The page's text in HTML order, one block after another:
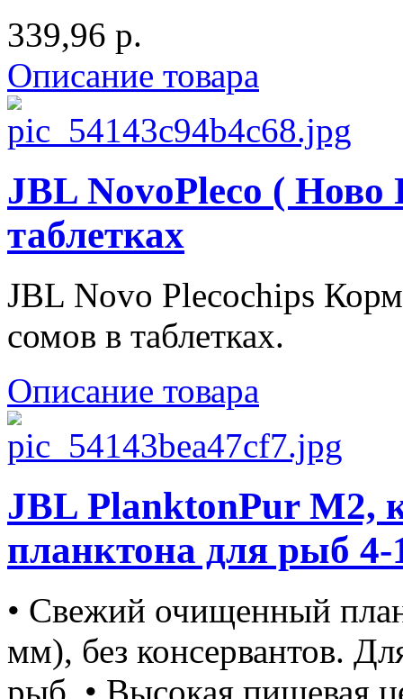
339,96 р.
Описание товара
JBL NovoPleco (
таблетках
JBL Novo Plecochips
сомов в таблетках.
Описание товара
JBL PlanktonPur M2,
планктона для рыб
• Свежий очищенный
мм), без консервантов.
рыб. • Высокая пищевая